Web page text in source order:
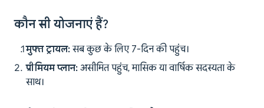
कौन सी योजनाएं हैं?
मुफ्त ट्रायल:सब कुछ के लिए 7-दिन की पहुंच।
प्रीमियम प्लान: असीमित पहुंच, मासिक या वार्षिक सदस्यता के
साथ।